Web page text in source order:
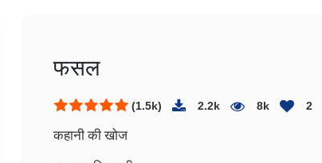
फसल
(1.5k) 2.2k 8k 2
कहानी की खोज